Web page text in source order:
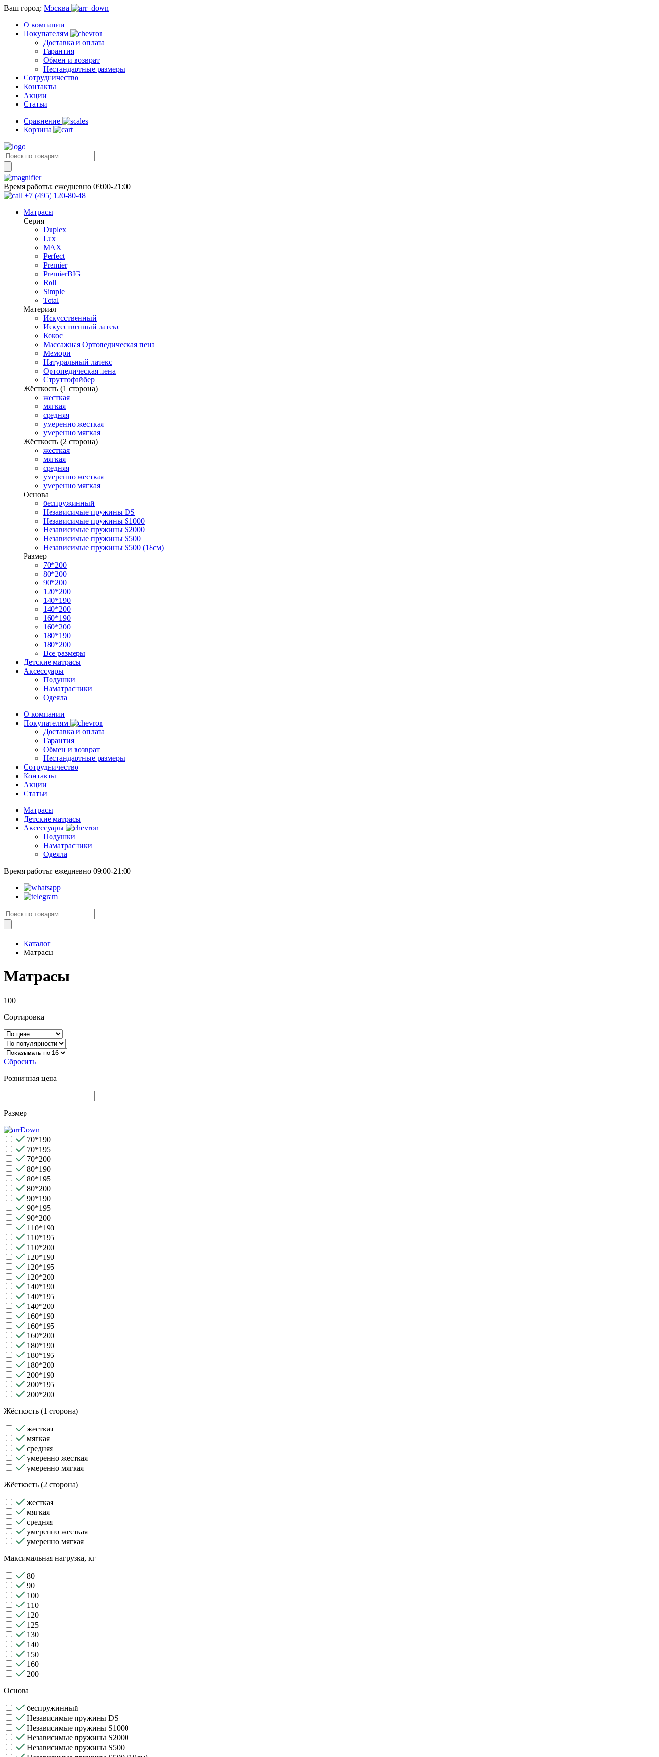
Ваш город: Москва
О компании
Покупателям
Доставка и оплата
Гарантия
Обмен и возврат
Нестандартные размеры
Сотрудничество
Контакты
Акции
Статьи
Сравнение
Корзина
Время работы: ежедневно 09:00-21:00
+7 (495) 120-80-48
Матрасы
Серия
Duplex
Lux
MAX
Perfect
Premier
PremierBIG
Roll
Simple
Total
Материал
Искусственный
Искусственный латекс
Кокос
Массажная Ортопедическая пена
Мемори
Натуральный латекс
Ортопедическая пена
Струттофайбер
Жёсткость (1 сторона)
жесткая
мягкая
средняя
умеренно жесткая
умеренно мягкая
Жёсткость (2 сторона)
жесткая
мягкая
средняя
умеренно жесткая
умеренно мягкая
Основа
беспружинный
Независимые пружины DS
Независимые пружины S1000
Независимые пружины S2000
Независимые пружины S500
Независимые пружины S500 (18см)
Размер
70*200
80*200
90*200
120*200
140*190
140*200
160*190
160*200
180*190
180*200
Все размеры
Детские матрасы
Аксессуары
Подушки
Наматрасники
Одеяла
О компании
Покупателям
Доставка и оплата
Гарантия
Обмен и возврат
Нестандартные размеры
Сотрудничество
Контакты
Акции
Статьи
Матрасы
Детские матрасы
Аксессуары
Подушки
Наматрасники
Одеяла
Время работы: ежедневно 09:00-21:00
Каталог
Матрасы
Матрасы
100
Сортировка
Сбросить
Розничная цена
Размер
70*190
70*195
70*200
80*190
80*195
80*200
90*190
90*195
90*200
110*190
110*195
110*200
120*190
120*195
120*200
140*190
140*195
140*200
160*190
160*195
160*200
180*190
180*195
180*200
200*190
200*195
200*200
Жёсткость (1 сторона)
жесткая
мягкая
средняя
умеренно жесткая
умеренно мягкая
Жёсткость (2 сторона)
жесткая
мягкая
средняя
умеренно жесткая
умеренно мягкая
Максимальная нагрузка, кг
80
90
100
110
120
125
130
140
150
160
200
Основа
беспружинный
Независимые пружины DS
Независимые пружины S1000
Независимые пружины S2000
Независимые пружины S500